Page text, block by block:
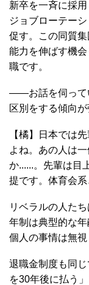
新卒を一斉に採
ジョブローテー
促す。この同質集
能力を伸ばす機
職です。
――お話を伺って
区別をする傾向が
【橘】日本では
よね。あの人は
か......。先輩は目
提です。体育会系
リベラルの人た
年制は典型的な年
個人の事情は無視
退職金制度も同
を30年後に払う